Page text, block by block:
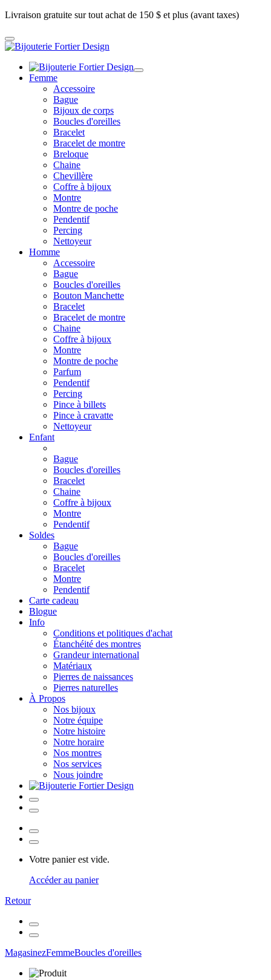
Livraison gratuite sur tout achat de 150 $ et plus (avant taxes)
Femme
Accessoire
Bague
Bijoux de corps
Boucles d'oreilles
Bracelet
Bracelet de montre
Breloque
Chaine
Chevillère
Coffre à bijoux
Montre
Montre de poche
Pendentif
Percing
Nettoyeur
Homme
Accessoire
Bague
Boucles d'oreilles
Bouton Manchette
Bracelet
Bracelet de montre
Chaine
Coffre à bijoux
Montre
Montre de poche
Parfum
Pendentif
Percing
Pince à billets
Pince à cravatte
Nettoyeur
Enfant
Bague
Boucles d'oreilles
Bracelet
Chaine
Coffre à bijoux
Montre
Pendentif
Soldes
Bague
Boucles d'oreilles
Bracelet
Montre
Pendentif
Carte cadeau
Blogue
Info
Conditions et politiques d'achat
Étanchéité des montres
Grandeur international
Matériaux
Pierres de naissances
Pierres naturelles
À Propos
Nos bijoux
Notre équipe
Notre histoire
Notre horaire
Nos montres
Nos services
Nous joindre
Votre panier est vide.
Accéder au panier
Retour
MagasinezFemmeBoucles d'oreilles